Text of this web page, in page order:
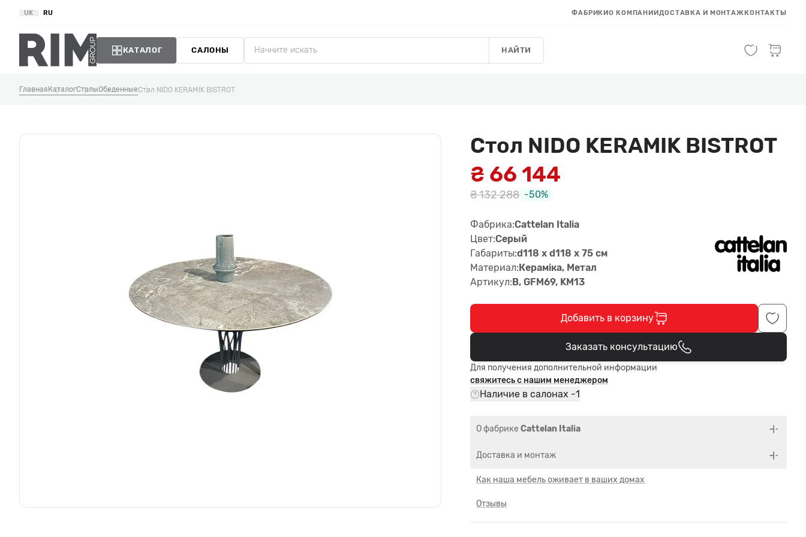
UK RU ФАБРИКИО КОМПАНИИДОСТАВКА И МОНТАЖКОНТАКТЫ
КАТАЛОГ САЛОНЫ НАЙТИ
Главная КаталогСтолыОбеденныеСтол NIDO KERAMIK BISTROT
Стол NIDO KERAMIK BISTROT
₴ 66 144
₴ 132 288 -50%
Фабрика:Cattelan Italia
Цвет:Серый
Габариты:d118 x d118 x 75 см
Материал:Керамiка, Метал
Артикул:B, GFM69, KM13
Добавить в корзину
В корзине
Заказать консультацию
Для получения дополнительной информации
свяжитесь с нашим менеджером
Наличие в салонах -1
О фабрике Cattelan Italia
Доставка и монтаж
Как наша мебель оживает в ваших домах
Отзывы